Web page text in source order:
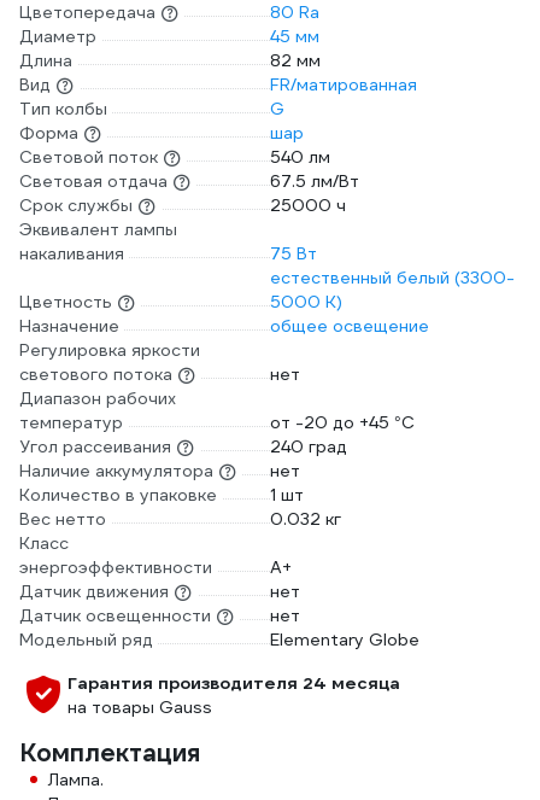
Цветопередача
80 Ra
Диаметр
45 мм
Длина
82 мм
Вид
FR/матированная
Тип колбы
G
Форма
шар
Световой поток
540 лм
Световая отдача
67.5 лм/Вт
Срок службы
25000 ч
Эквивалент лампы
накаливания
75 Вт
Цветность
естественный белый (3300-
5000 К)
Назначение
общее освещение
Регулировка яркости
светового потока
нет
Диапазон рабочих
температур
от -20 до +45 °С
Угол рассеивания
240 град
Наличие аккумулятора
нет
Количество в упаковке
1 шт
Вес нетто
0.032 кг
Класс
энергоэффективности
A+
Датчик движения
нет
Датчик освещенности
нет
Модельный ряд
Elementary Globe
Гарантия производителя 24 месяца
на товары Gauss
Комплектация
Лампа.